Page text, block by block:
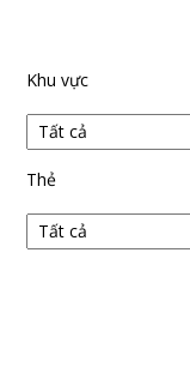
Khu vực
Thẻ